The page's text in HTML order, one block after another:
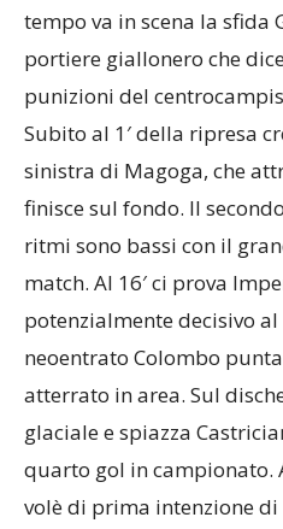
tempo va in scena la sfida
portiere giallonero che
punizioni del
Subito al 1′ della ripresa
sinistra di Magoga, che
finisce sul fondo. Il
ritmi sono bassi con il
match. Al 16′ ci prova
potenzialmente decisivo al
neoentrato Colombo
atterrato in area. Sul
glaciale e spiazza
quarto gol in campionato.
volè di prima intenzione